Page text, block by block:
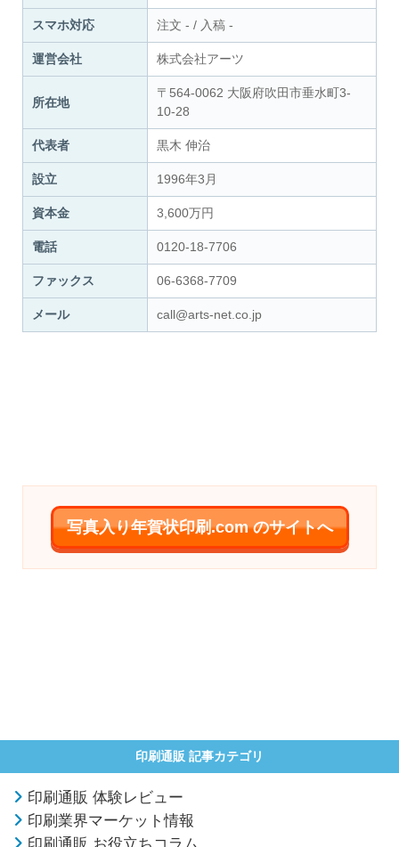
スマホ対応 注文 - / 入稿 -
運営会社 株式会社アーツ
所在地
〒564-0062 大阪府吹田市垂水町3-
10-28
代表者 黒木 伸治
設立 1996年3月
資本金 3,600万円
電話 0120-18-7706
ファックス 06-6368-7709
メール call@arts-net.co.jp
写真入り年賀状印刷.com のサイトへ
印刷通販 記事カテゴリ
印刷通販 体験レビュー
印刷業界マーケット情報